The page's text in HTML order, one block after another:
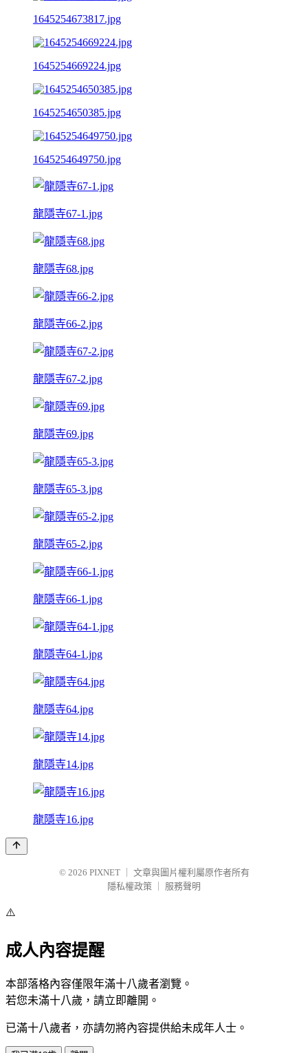
1645254673817.jpg
1645254669224.jpg
1645254650385.jpg
1645254649750.jpg
龍隱寺67-1.jpg
龍隱寺68.jpg
龍隱寺66-2.jpg
龍隱寺67-2.jpg
龍隱寺69.jpg
龍隱寺65-3.jpg
龍隱寺65-2.jpg
龍隱寺66-1.jpg
龍隱寺64-1.jpg
龍隱寺64.jpg
龍隱寺14.jpg
龍隱寺16.jpg
© 2026 PIXNET
文章與圖片權利屬原作者所有
隱私權政策
服務聲明
⚠️
成人內容提醒
本部落格內容僅限年滿十八歲者瀏覽。
若您未滿十八歲，請立即離開。
已滿十八歲者，亦請勿將內容提供給未成年人士。